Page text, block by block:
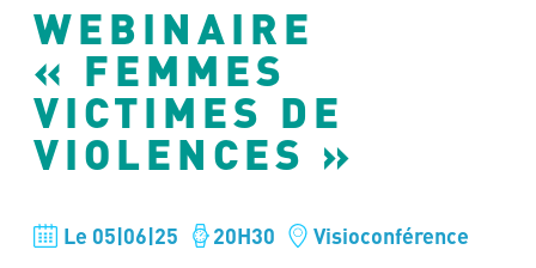
WEBINAIRE
« FEMMES
VICTIMES DE
VIOLENCES »
Le 05|06|25 20H30 Visioconférence